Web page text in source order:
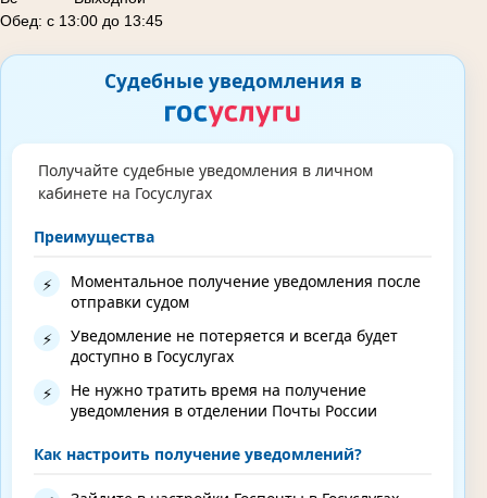
Обед: с 13:00 до 13:45
Судебные уведомления в
Получайте судебные уведомления в личном
кабинете на Госуслугах
Преимущества
⚡
Моментальное получение уведомления после
отправки судом
⚡
Уведомление не потеряется и всегда будет
доступно в Госуслугах
⚡
Не нужно тратить время на получение
уведомления в отделении Почты России
Как настроить получение уведомлений?